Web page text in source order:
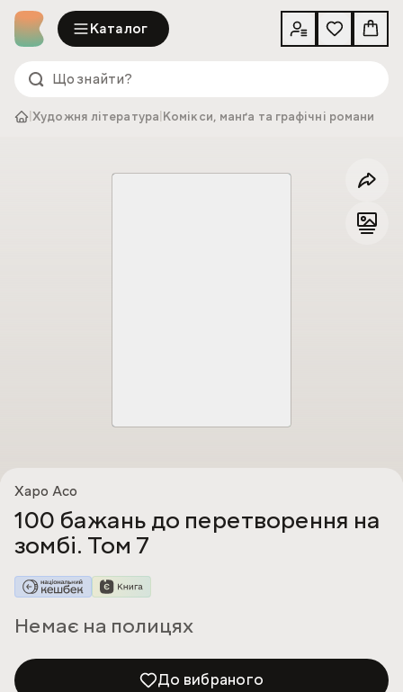
Каталог
|Художня література Комікси, манґа та графічні романи
Харо Асо
100 бажань до перетворення на
зомбі. Том 7
Немає на полицях
До вибраного